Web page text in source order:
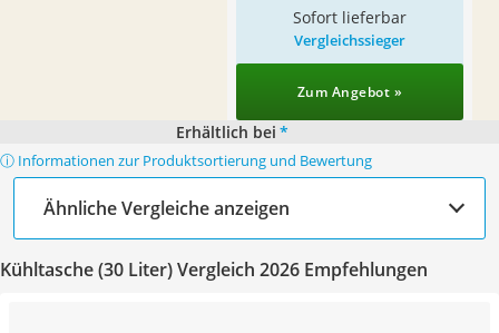
Sofort lieferbar
Vergleichssieger
Zum Angebot »
Erhältlich bei *
ⓘ Informationen zur Produktsortierung und Bewertung
Ähnliche Vergleiche anzeigen
Kühltasche (30 Liter) Vergleich 2026 Empfehlungen